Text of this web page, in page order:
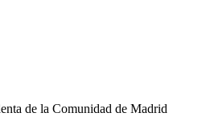
de la Comunidad de Madrid